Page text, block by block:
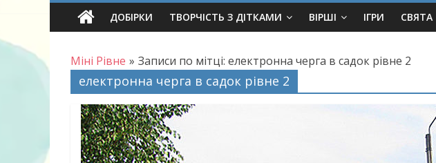
Skip
ДОБІРКИ ТВОРЧІСТЬ З ДІТКАМИ ВІРШІ ІГРИ СВЯТА
Міні Рівне » Записи по мітці: електронна черга в садок рівне 2
електронна черга в садок рівне 2